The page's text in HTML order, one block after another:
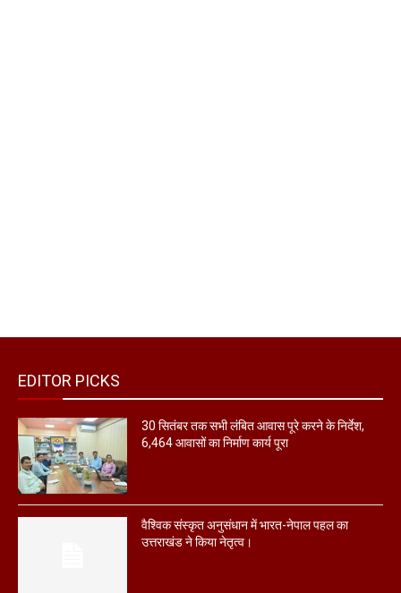
EDITOR PICKS
30 सितंबर तक सभी लंबित आवास पूरे करने के निर्देश,
6,464 आवासों का निर्माण कार्य पूरा
वैश्विक संस्कृत अनुसंधान में भारत-नेपाल पहल का
उत्तराखंड ने किया नेतृत्व।